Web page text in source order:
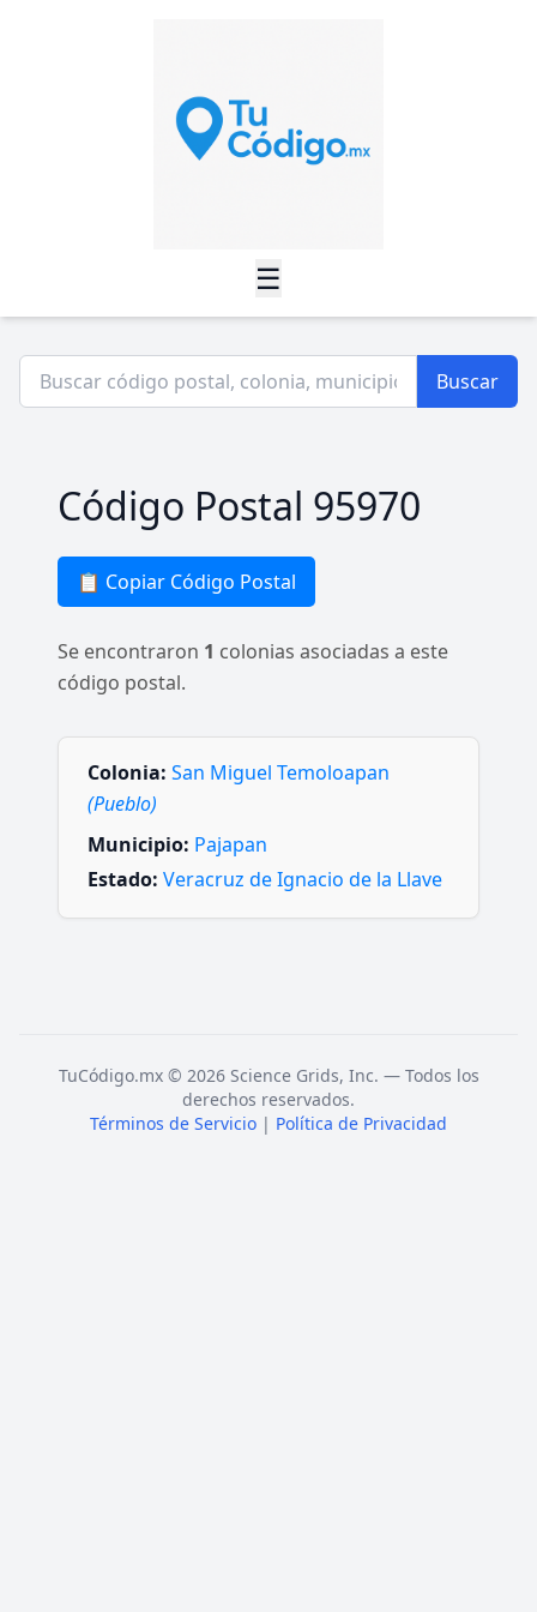
☰
Buscar
Código Postal 95970
📋 Copiar Código Postal
Se encontraron 1 colonias asociadas a este
código postal.
Colonia: San Miguel Temoloapan
(Pueblo)
Municipio: Pajapan
Estado: Veracruz de Ignacio de la Llave
TuCódigo.mx © 2026 Science Grids, Inc. — Todos los
derechos reservados.
Términos de Servicio | Política de Privacidad